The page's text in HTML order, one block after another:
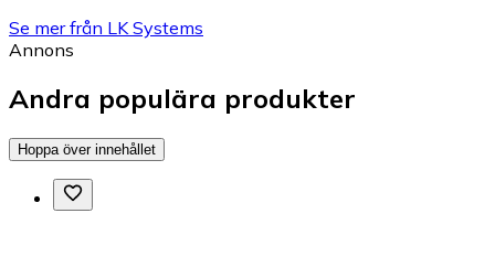
Se mer från LK Systems
Annons
Andra populära produkter
Hoppa över innehållet